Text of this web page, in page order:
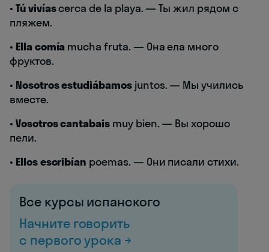
• Tú vivíascerca de la playa. — Ты жил рядом с
пляжем.
• Ella comía mucha fruta. — Она ела много
фруктов.
• Nosotros estudiábamosjuntos. — Мы учились
вместе.
• Vosotros cantabais muy bien. — Вы хорошо
пели.
• Ellos escribían poemas. — Они писали стихи.
Все курсы испанского
Начните говорить
с первого урока →